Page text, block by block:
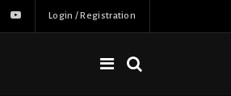
Login / Registration